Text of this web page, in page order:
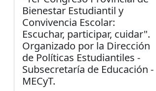
Bienestar Estudiantil y
Convivencia Escolar:
Escuchar, participar, cuidar".
Organizado por la Dirección
de Políticas Estudiantiles -
Subsecretaría de Educación -
MECyT.